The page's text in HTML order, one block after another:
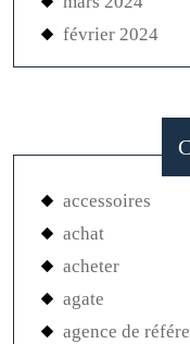
février 2024
accessoires
achat
acheter
agate
agence de